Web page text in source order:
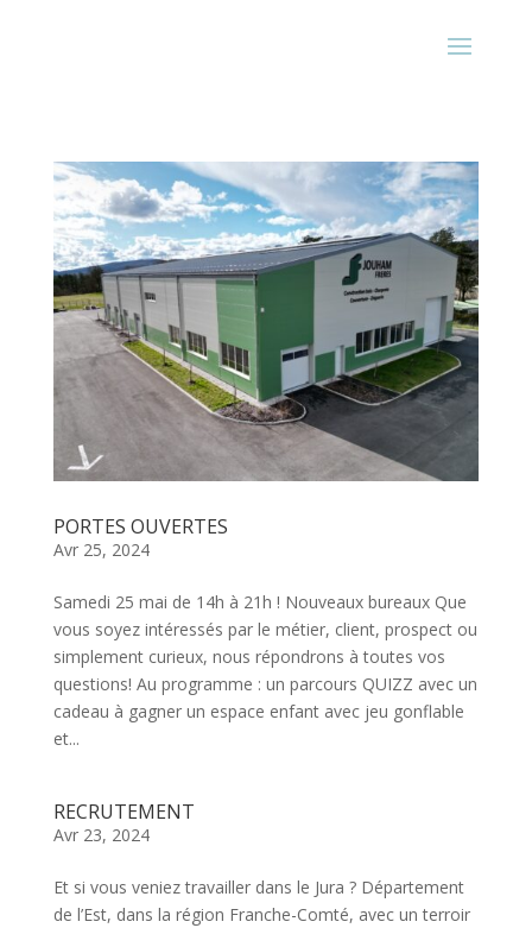
PORTES OUVERTES
Avr 25, 2024
Samedi 25 mai de 14h à 21h ! Nouveaux bureaux Que
vous soyez intéressés par le métier, client, prospect ou
simplement curieux, nous répondrons à toutes vos
questions! Au programme : un parcours QUIZZ avec un
cadeau à gagner un espace enfant avec jeu gonflable
et...
RECRUTEMENT
Avr 23, 2024
Et si vous veniez travailler dans le Jura ? Département
de l’Est, dans la région Franche-Comté, avec un terroir